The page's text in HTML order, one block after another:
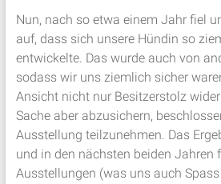
Nun, nach so etwa einem Jahr fiel
auf, dass sich unsere Hündin so
entwickelte. Das wurde auch von
sodass wir uns ziemlich sicher
Ansicht nicht nur Besitzerstolz
Sache aber abzusichern,
Ausstellung teilzunehmen. Das
und in den nächsten beiden Jahren
Ausstellungen (was uns auch